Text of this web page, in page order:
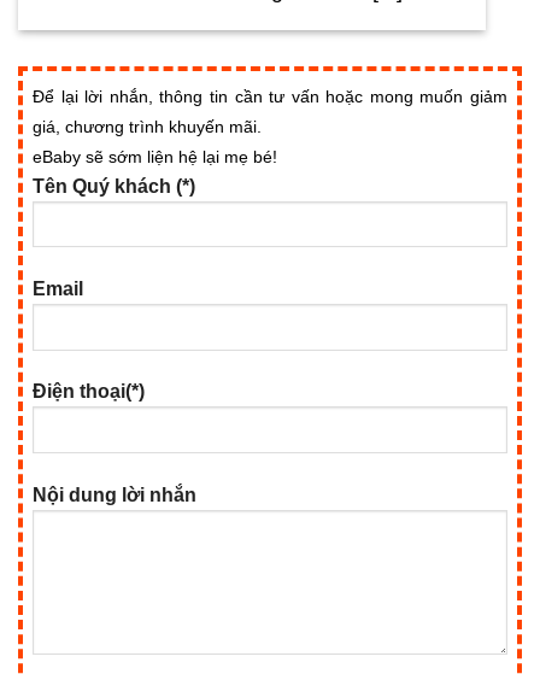
Để lại lời nhắn, thông tin cần tư vấn hoặc mong muốn giảm
giá, chương trình khuyến mãi.
eBaby sẽ sớm liện hệ lại mẹ bé!
Tên Quý khách (*)
Email
Điện thoại(*)
Nội dung lời nhắn